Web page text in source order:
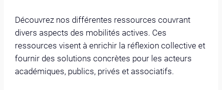
Découvrez nos différentes ressources couvrant
divers aspects des mobilités actives. Ces
ressources visent à enrichir la réflexion collective et
fournir des solutions concrètes pour les acteurs
académiques, publics, privés et associatifs.